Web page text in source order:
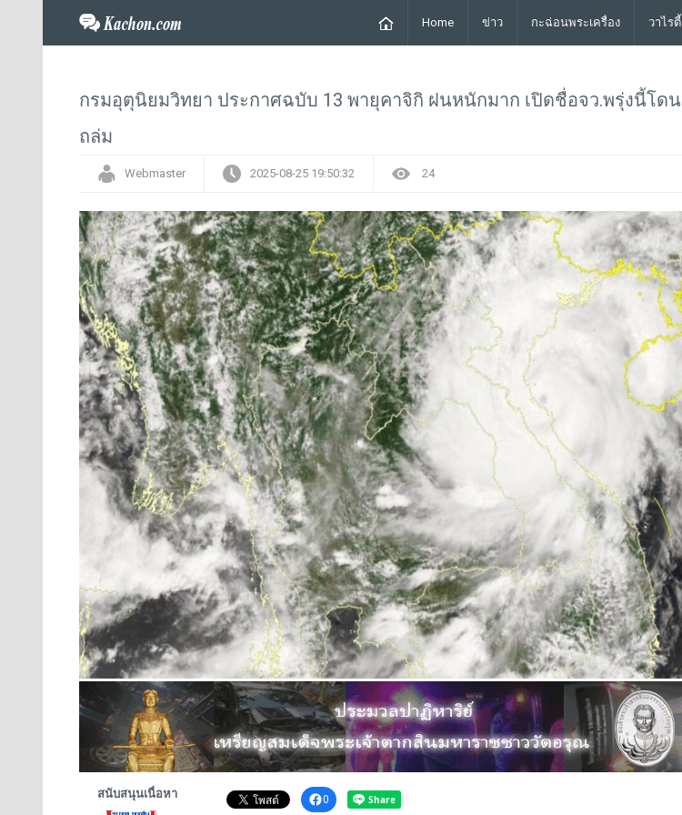
Home ข่าว กะฉ่อนพระเครื่อง วาไรตี้
กรมอุตุนิยมวิทยา ประกาศฉบับ 13 พายุคาจิกิ ฝนหนักมาก เปิดชื่อจว.พรุ่งนี้โดน
ถล่ม
Webmaster 2025-08-25 19:50:32 24
สนับสนุนเนื่อหา 0